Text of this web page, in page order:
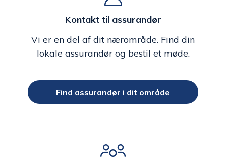
Kontakt til assurandør
Vi er en del af dit nærområde. Find din
lokale assurandør og bestil et møde.
Find assurandør i dit område